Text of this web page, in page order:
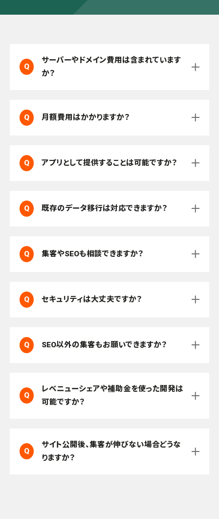
Q
サーバーやドメイン費用は含まれています
か？
含まれていません。サーバー契約・ドメイン
Q
月額費用はかかりますか？
A
基本パッケージは買い切り型で、月額費用
Q
アプリとして提供することは可能ですか？
A
はい。iOS・Androidアプリ化も対応可能で
Q
既存のデータ移行は対応できますか？
A
可能です。要件を確認し、移行計画をご提
Q
集客やSEOも相談できますか？
A
はい。SEO対策、広告運用、アクセス解析な
Q
セキュリティは大丈夫ですか？
A
ティ会社監査をクリアしています。暗号化
Q
SEO以外の集客もお願いできますか？
A
す。レベニューシェアは原則300万円以上
Q
レベニューシェアや補助金を使った開発は
可能ですか？
はい。セキュリティ会社監査クリア済み。脆
弱性診断や改ざん検知にも対応していま
Q
サイト公開後、集客が伸びない場合どうな
りますか？
アクセス解析を基に改善提案を行い、
SEO・広告運用・コンテンツ強化をご提案